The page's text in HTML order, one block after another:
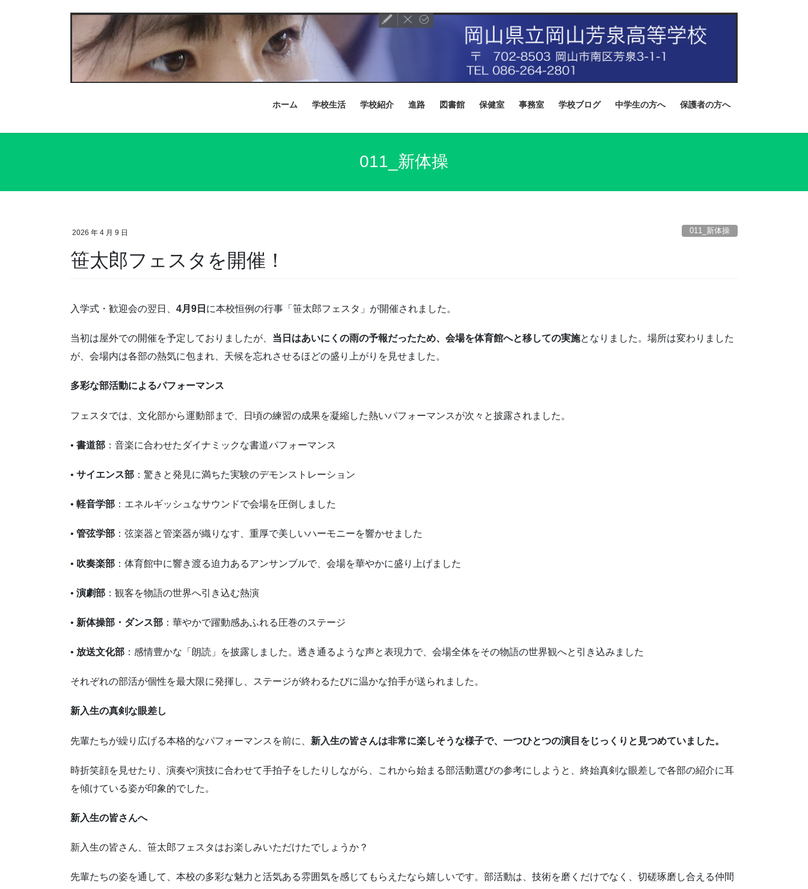
プ
動
ホーム 学校生活 学校紹介 進路 図書館 保健室 事務室 学校ブログ 中学生の方へ 保護者の方へ
011_新体操
2026 年 4 月 9 日 011_新体操
笹太郎フェスタを開催！
入学式・歓迎会の翌日、 4月9日 に本校恒例の行事「笹太郎フェスタ」が開催されました。
当初は屋外での開催を予定しておりましたが、 当日はあいにくの雨の予報だったため、会場を体育館へと移しての実施となりました。場所は変わりました
が、会場内は各部の熱気に包まれ、天候を忘れさせるほどの盛り上がりを見せました。
多彩な部活動によるパフォーマンス
フェスタでは、文化部から運動部まで、日頃の練習の成果を凝縮した熱いパフォーマンスが次々と披露されました。
• 書道部 ：音楽に合わせたダイナミックな書道パフォーマンス
• サイエンス部 ：驚きと発見に満ちた実験のデモンストレーション
• 軽音学部 ：エネルギッシュなサウンドで会場を圧倒しました
• 管弦学部 ：弦楽器と管楽器が織りなす、重厚で美しいハーモニーを響かせました
• 吹奏楽部 ：体育館中に響き渡る迫力あるアンサンブルで、会場を華やかに盛り上げました
• 演劇部 ：観客を物語の世界へ引き込む熱演
• 新体操部・ダンス部 ：華やかで躍動感あふれる圧巻のステージ
• 放送文化部 ：感情豊かな「朗読」を披露しました。透き通るような声と表現力で、会場全体をその物語の世界観へと引き込みました
それぞれの部活が個性を最大限に発揮し、ステージが終わるたびに温かな拍手が送られました。
新入生の真剣な眼差し
先輩たちが繰り広げる本格的なパフォーマンスを前に、 新入生の皆さんは非常に楽しそうな様子で、一つひとつの演目をじっくりと見つめていました。
時折笑顔を見せたり、演奏や演技に合わせて手拍子をしたりしながら、これから始まる部活動選びの参考にしようと、終始真剣な眼差しで各部の紹介に耳
を傾けている姿が印象的でした。
新入生の皆さんへ
新入生の皆さん、笹太郎フェスタはお楽しみいただけたでしょうか？
先輩たちの姿を通して、本校の多彩な魅力と活気ある雰囲気を感じてもらえたなら嬉しいです。部活動は、技術を磨くだけでなく、切磋琢磨し合える仲間